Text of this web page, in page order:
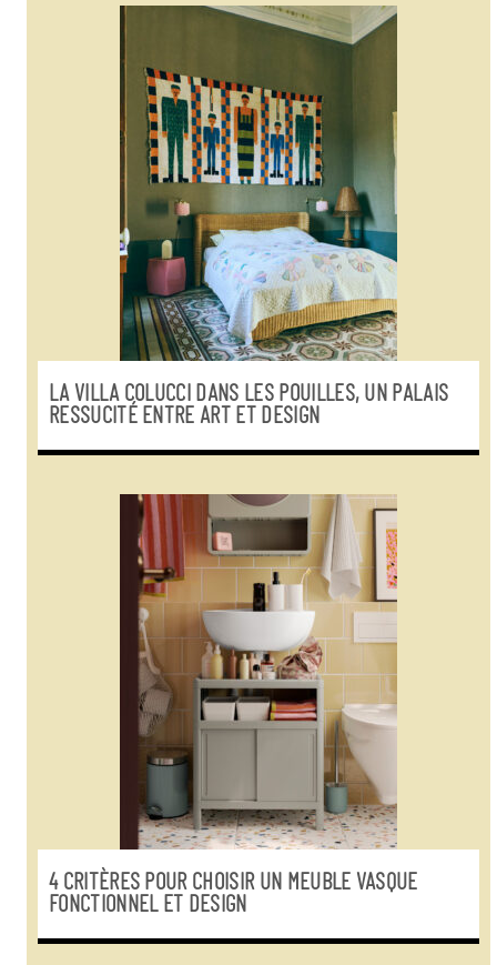
LA VILLA COLUCCI DANS LES POUILLES, UN PALAIS
RESSUCITÉ ENTRE ART ET DESIGN
4 CRITÈRES POUR CHOISIR UN MEUBLE VASQUE
FONCTIONNEL ET DESIGN